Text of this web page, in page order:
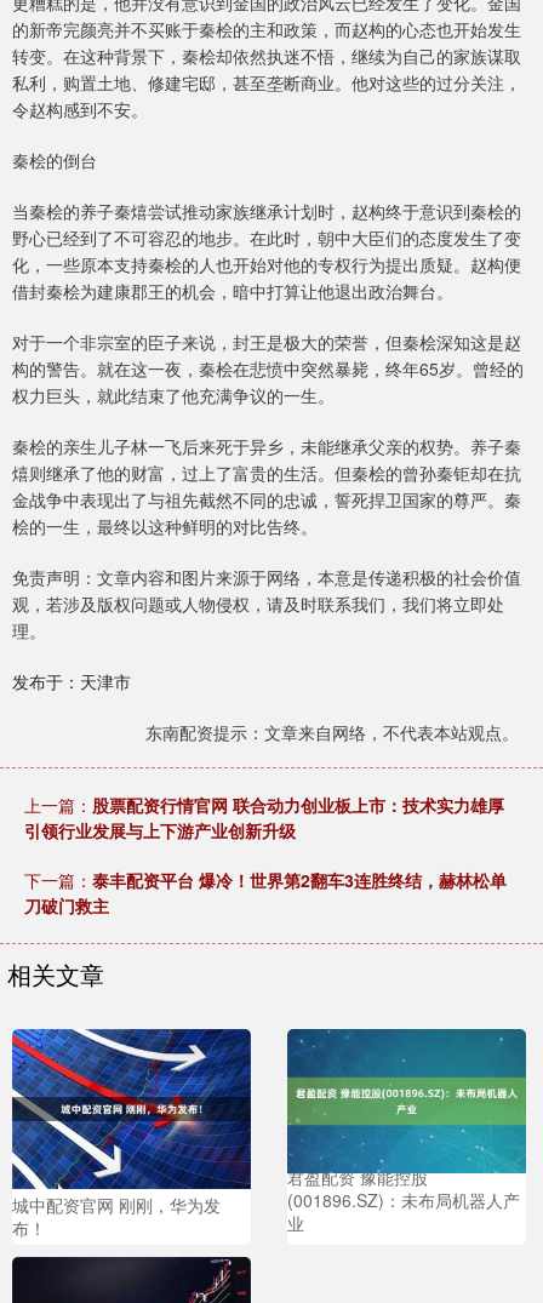
的新帝完颜亮并不买账于秦桧的主和政策，而赵构的心态也开始发生
转变。在这种背景下，秦桧却依然执迷不悟，继续为自己的家族谋取
私利，购置土地、修建宅邸，甚至垄断商业。他对这些的过分关注，
令赵构感到不安。
秦桧的倒台
当秦桧的养子秦熺尝试推动家族继承计划时，赵构终于意识到秦桧的
野心已经到了不可容忍的地步。在此时，朝中大臣们的态度发生了变
化，一些原本支持秦桧的人也开始对他的专权行为提出质疑。赵构便
借封秦桧为建康郡王的机会，暗中打算让他退出政治舞台。
对于一个非宗室的臣子来说，封王是极大的荣誉，但秦桧深知这是赵
构的警告。就在这一夜，秦桧在悲愤中突然暴毙，终年65岁。曾经的
权力巨头，就此结束了他充满争议的一生。
秦桧的亲生儿子林一飞后来死于异乡，未能继承父亲的权势。养子秦
熺则继承了他的财富，过上了富贵的生活。但秦桧的曾孙秦钜却在抗
金战争中表现出了与祖先截然不同的忠诚，誓死捍卫国家的尊严。秦
桧的一生，最终以这种鲜明的对比告终。
免责声明：文章内容和图片来源于网络，本意是传递积极的社会价值
观，若涉及版权问题或人物侵权，请及时联系我们，我们将立即处
理。
发布于：天津市
东南配资提示：文章来自网络，不代表本站观点。
上一篇： 股票配资行情官网 联合动力创业板上市：技术实力雄厚
引领行业发展与上下游产业创新升级
下一篇： 泰丰配资平台 爆冷！世界第2翻车3连胜终结，赫林松单
刀破门救主
相关文章
城中配资官网 刚刚，华为发
布！
君盈配资 豫能控股
(001896.SZ)：未布局机器人产
业